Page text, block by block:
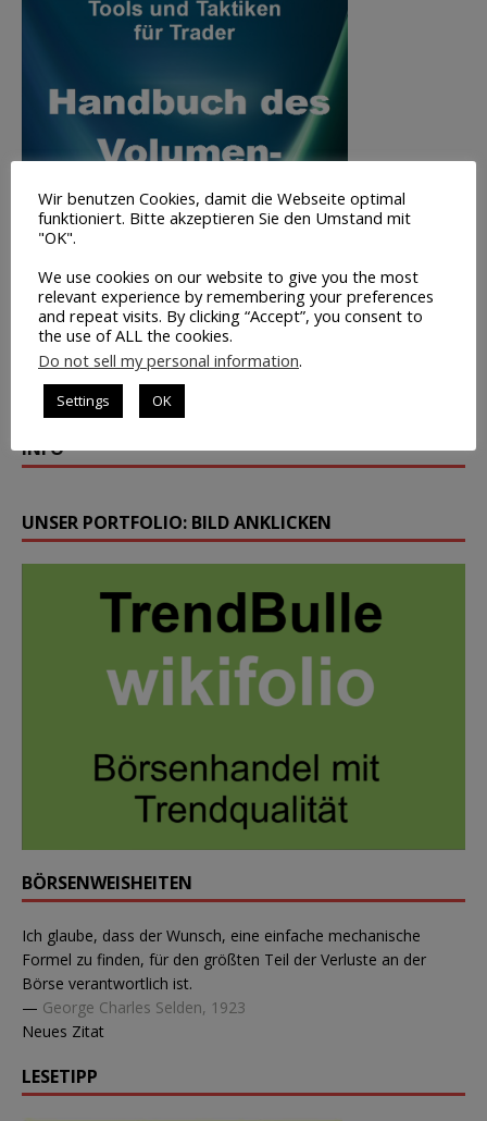
Trading
INFO
UNSER PORTFOLIO: BILD ANKLICKEN
BÖRSENWEISHEITEN
Ich glaube, dass der Wunsch, eine einfache mechanische
Formel zu finden, für den größten Teil der Verluste an der
Börse verantwortlich ist.
— George Charles Selden, 1923
Neues Zitat
LESETIPP
Wir benutzen Cookies, damit die Webseite optimal
funktioniert. Bitte akzeptieren Sie den Umstand mit
"OK".
We use cookies on our website to give you the most
relevant experience by remembering your preferences
and repeat visits. By clicking “Accept”, you consent to
the use of ALL the cookies.
Do not sell my personal information.
Settings OK